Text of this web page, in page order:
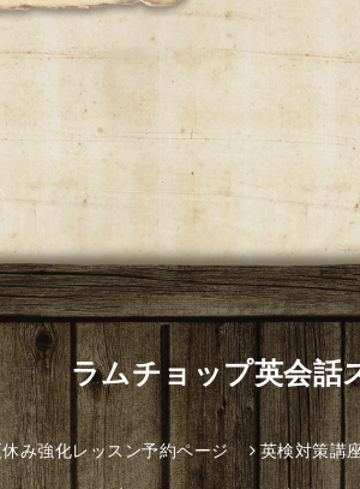
ラムチョップ英会
休み強化レッスン予約ページ 英検対策講